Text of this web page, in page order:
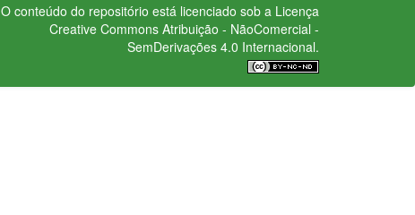
O conteúdo do repositório está licenciado sob a Licença
Creative CommonsAtribuição - NãoComercial -
SemDerivações 4.0 Internacional.